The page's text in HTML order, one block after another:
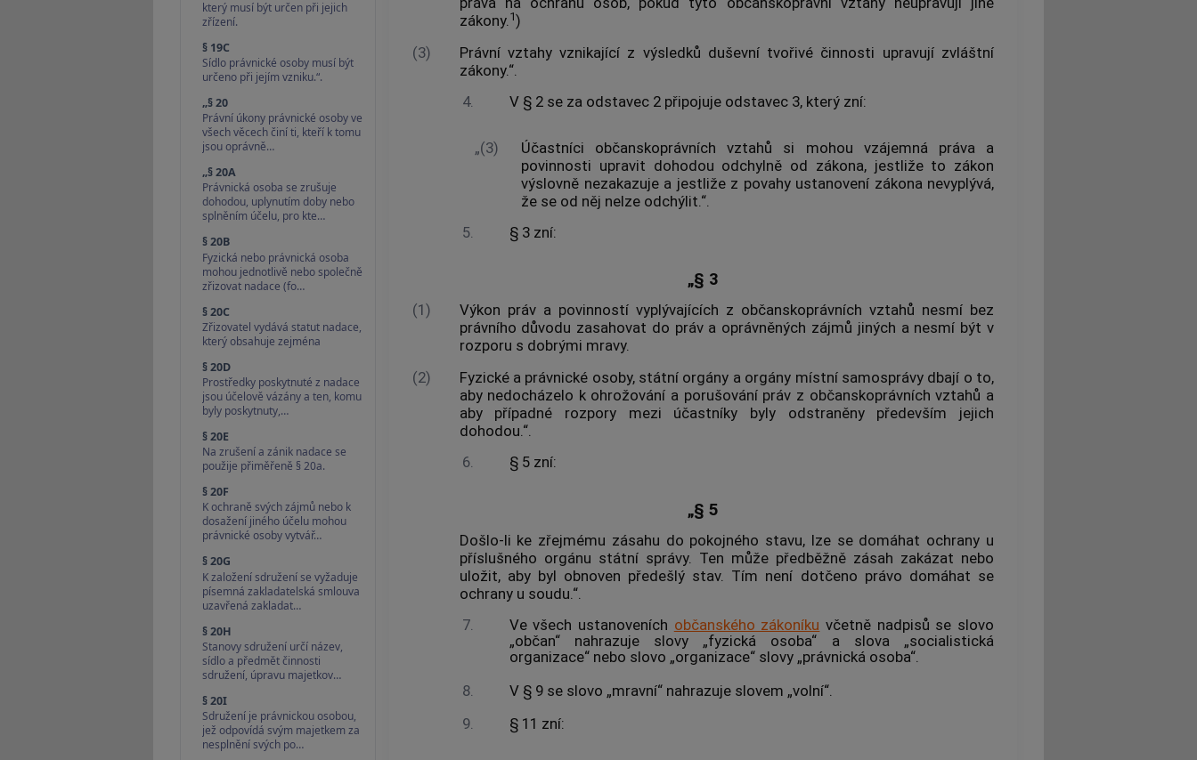
který musí být určen při jejich
zřízení.
§ 19C
Sídlo právnické osoby musí být
určeno při jejím vzniku.“.
„§ 20
Právní úkony právnické osoby ve
všech věcech činí ti, kteří k tomu
jsou oprávně…
„§ 20A
Právnická osoba se zrušuje
dohodou, uplynutím doby nebo
splněním účelu, pro kte…
§ 20B
Fyzická nebo právnická osoba
mohou jednotlivě nebo společně
zřizovat nadace (fo…
§ 20C
Zřizovatel vydává statut nadace,
který obsahuje zejména
§ 20D
Prostředky poskytnuté z nadace
jsou účelově vázány a ten, komu
byly poskytnuty,…
§ 20E
Na zrušení a zánik nadace se
použije přiměřeně § 20a.
§ 20F
K ochraně svých zájmů nebo k
dosažení jiného účelu mohou
právnické osoby vytvář…
§ 20G
K založení sdružení se vyžaduje
písemná zakladatelská smlouva
uzavřená zakladat…
§ 20H
Stanovy sdružení určí název,
sídlo a předmět činnosti
sdružení, úpravu majetkov…
§ 20I
Sdružení je právnickou osobou,
jež odpovídá svým majetkem za
nesplnění svých po…
zákony.1)
(3)
Právní vztahy vznikající z výsledků duševní tvořivé činnosti upravují zvláštní
zákony.“.
4.
V § 2 se za odstavec 2 připojuje odstavec 3, který zní:
„(3)
Účastníci občanskoprávních vztahů si mohou vzájemná práva a
povinnosti upravit dohodou odchylně od zákona, jestliže to zákon
výslovně nezakazuje a jestliže z povahy ustanovení zákona nevyplývá,
že se od něj nelze odchýlit.“.
5.
§ 3 zní:
„§ 3
(1)
Výkon práv a povinností vyplývajících z občanskoprávních vztahů nesmí bez
právního důvodu zasahovat do práv a oprávněných zájmů jiných a nesmí být v
rozporu s dobrými mravy.
(2)
Fyzické a právnické osoby, státní orgány a orgány místní samosprávy dbají o to,
aby nedocházelo k ohrožování a porušování práv z občanskoprávních vztahů a
aby případné rozpory mezi účastníky byly odstraněny především jejich
dohodou.“.
6.
§ 5 zní:
„§ 5
Došlo-li ke zřejmému zásahu do pokojného stavu, lze se domáhat ochrany u
příslušného orgánu státní správy. Ten může předběžně zásah zakázat nebo
uložit, aby byl obnoven předešlý stav. Tím není dotčeno právo domáhat se
ochrany u soudu.“.
7.
Ve všech ustanoveních občanského zákoníku včetně nadpisů se slovo
„občan“ nahrazuje slovy „fyzická osoba“ a slova „socialistická
organizace“ nebo slovo „organizace“ slovy „právnická osoba“.
8.
V § 9 se slovo „mravní“ nahrazuje slovem „volní“.
9.
§ 11 zní: